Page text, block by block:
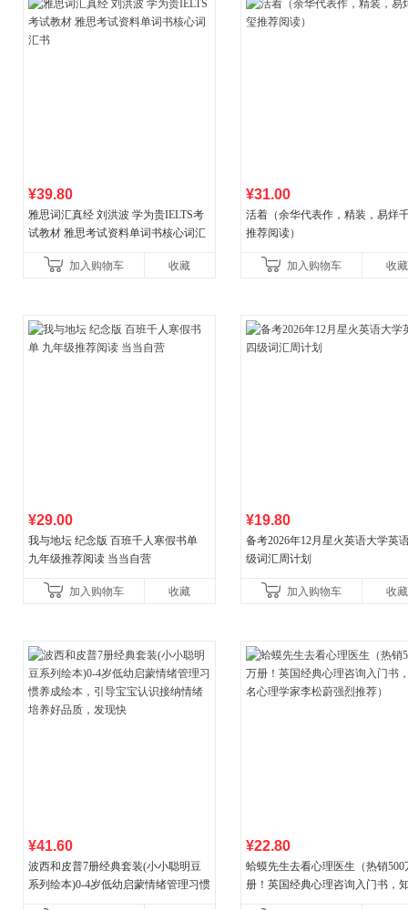
¥39.80
雅思词汇真经 刘洪波 学为贵IELTS考
试教材 雅思考试资料单词书核心词汇
加入购物车
收藏
¥31.00
活着（余华代表作，精装，易烊
推荐阅读）
加入购物车 收藏
¥29.00
我与地坛 纪念版 百班千人寒假书单
九年级推荐阅读 当当自营
加入购物车 收藏
¥19.80
备考2026年12月星火英语大学英
级词汇周计划
加入购物车 收藏
¥41.60
波西和皮普7册经典套装(小小聪明豆
系列绘本)0-4岁低幼启蒙情绪管理习惯
¥22.80
蛤蟆先生去看心理医生（热销500
册！英国经典心理咨询入门书，